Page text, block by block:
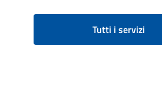
Tutti i servizi